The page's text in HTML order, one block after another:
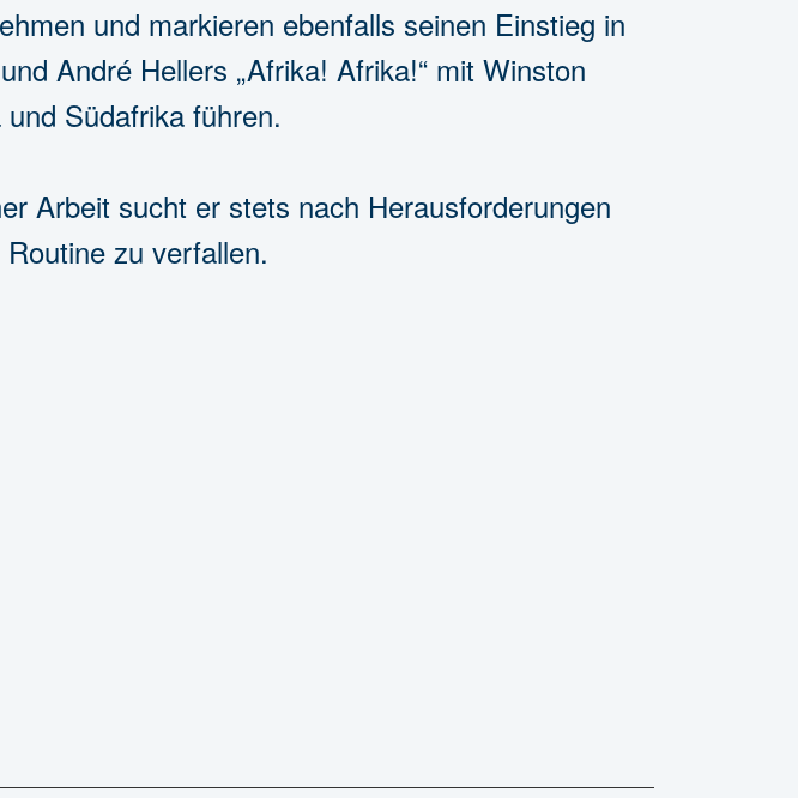
und markieren ebenfalls seinen Einstieg in
André Hellers „Afrika! Afrika!“ mit Winston
Südafrika führen.
Arbeit sucht er stets nach Herausforderungen
zu verfallen.